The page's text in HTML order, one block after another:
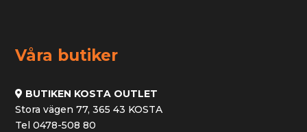
Våra butiker
BUTIKEN KOSTA OUTLET
Stora vägen 77, 365 43 KOSTA
Tel 0478-508 80